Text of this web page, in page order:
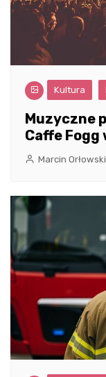
Kultura
Muzyczne
Caffe Fogg
Marcin Orłowski